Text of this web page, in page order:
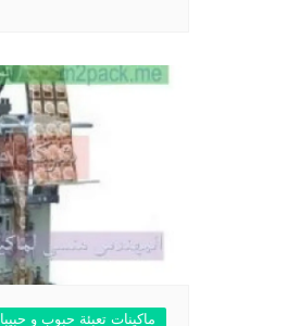
ماكينات تعبئة حبوب و